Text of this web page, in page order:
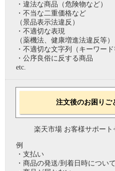
・違法な商品（危険物など）
・不当な二重価格など
（景品表示法違反）
・不適切な表現
（薬機法、健康増進法違反等）
・不適切な文字列（キーワード
・公序良俗に反する商品
etc.
注文後のお困りご
楽天市場 お客様サポート
例
・支払い
・商品の発送/到着日時について